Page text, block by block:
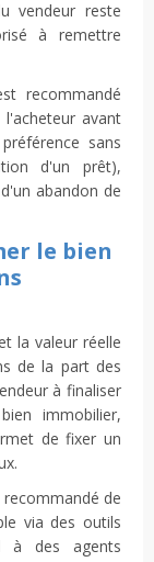
vendeur reste
à remettre
recommandé
avant
sans
d'un prêt),
abandon de
le bien
la valeur réelle
de la part des
à finaliser
immobilier,
de fixer un
de
via des outils
à des agents